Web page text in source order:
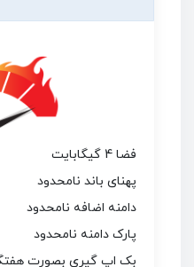
فضا 4 گیگابایت
پهنای باند نامحدود
دامنه اضافه نامحدود
پارک دامنه نامحدود
بک اپ گیری بصورت